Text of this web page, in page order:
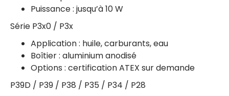
Puissance : jusqu’à 10 W
Série P3x0 / P3x
Application : huile, carburants, eau
Boîtier : aluminium anodisé
Options : certification ATEX sur demande
P39D / P39 / P38 / P35 / P34 / P28